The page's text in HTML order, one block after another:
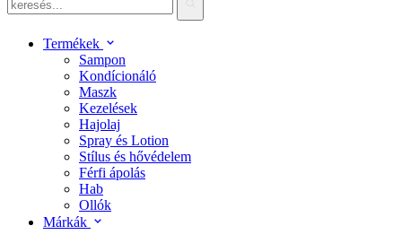
Termékek
Sampon
Kondícionáló
Maszk
Kezelések
Hajolaj
Spray és Lotion
Stílus és hővédelem
Férfi ápolás
Hab
Ollók
Márkák